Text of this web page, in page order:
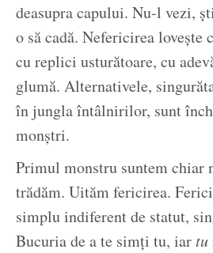
deasupra capului. Nu-l vezi,
o să cadă. Nefericirea lovește
cu replici usturătoare, cu
glumă. Alternativele,
în jungla întâlnirilor, sunt
monștri.
Primul monstru suntem chiar
trădăm. Uităm fericirea.
simplu indiferent de statut,
Bucuria de a te simți tu, iar tu